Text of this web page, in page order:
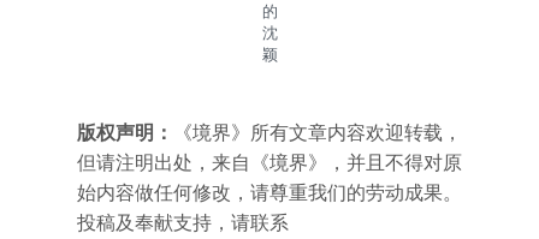
的
沈
颖
版权声明：
《境界》所有文章内容欢迎转载，
但请注明出处，来自《境界》，并且不得对原
始内容做任何修改，请尊重我们的劳动成果。
投稿及奉献支持，请联系